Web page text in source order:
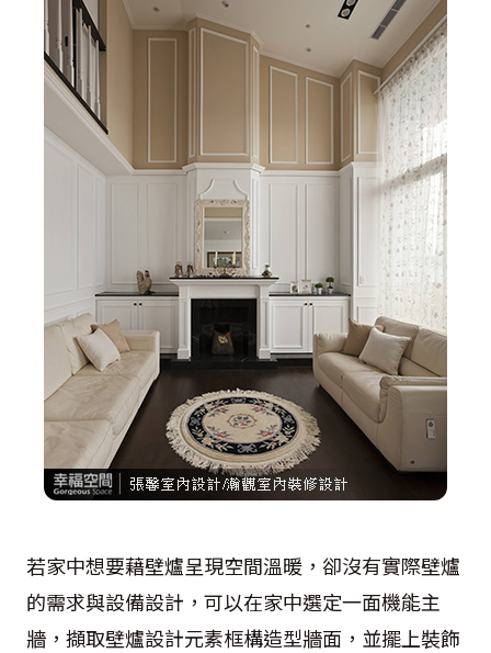
若家中想要藉壁爐呈現空間溫暖，卻沒有實際壁爐
的需求與設備設計，可以在家中選定一面機能主
牆，擷取壁爐設計元素框構造型牆面，並擺上裝飾